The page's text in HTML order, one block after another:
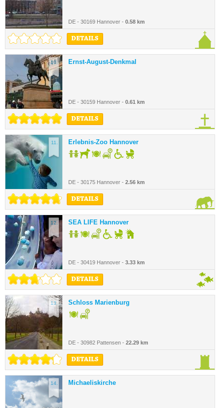
DE - 30169 Hannover - 0.58 km
DETAILS
10. Ernst-August-Denkmal
DE - 30159 Hannover - 0.61 km
DETAILS
11. Erlebnis-Zoo Hannover
DE - 30175 Hannover - 2.56 km
DETAILS
12. SEA LIFE Hannover
DE - 30419 Hannover - 3.33 km
DETAILS
13. Schloss Marienburg
DE - 30982 Pattensen - 22.29 km
DETAILS
14. Michaeliskirche